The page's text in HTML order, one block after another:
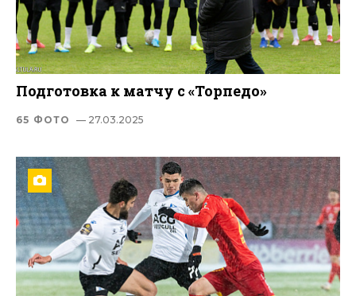
Подготовка к матчу с «Торпедо»
65 ФОТО — 27.03.2025